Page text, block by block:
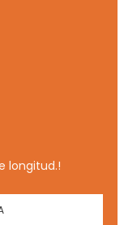
longitud.!